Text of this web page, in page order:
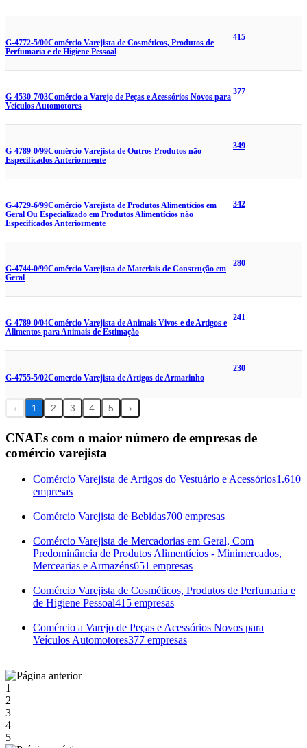
G-4772-5/00Comércio Varejista de Cosméticos, Produtos de
Perfumaria e de Higiene Pessoal
415
G-4530-7/03Comércio a Varejo de Peças e Acessórios Novos para
Veículos Automotores
377
G-4789-0/99Comércio Varejista de Outros Produtos não
Especificados Anteriormente
349
G-4729-6/99Comércio Varejista de Produtos Alimentícios em
Geral Ou Especializado em Produtos Alimentícios não
Especificados Anteriormente
342
G-4744-0/99Comércio Varejista de Materiais de Construção em
Geral
280
G-4789-0/04Comércio Varejista de Animais Vivos e de Artigos e
Alimentos para Animais de Estimação
241
G-4755-5/02Comercio Varejista de Artigos de Armarinho
230
‹ 1 2 3 4 5 ›
CNAEs com o maior número de empresas de
comércio varejista
Comércio Varejista de Artigos do Vestuário e Acessórios1.610
empresas
Comércio Varejista de Bebidas700 empresas
Comércio Varejista de Mercadorias em Geral, Com
Predominância de Produtos Alimentícios - Minimercados,
Mercearias e Armazéns651 empresas
Comércio Varejista de Cosméticos, Produtos de Perfumaria e
de Higiene Pessoal415 empresas
Comércio a Varejo de Peças e Acessórios Novos para
Veículos Automotores377 empresas
1
2
3
4
5